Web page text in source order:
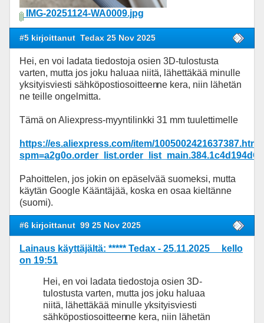
IMG-20251124-WA0009.jpg
#5 kirjoittanut Tedax 25 Nov 2025
Hei, en voi ladata tiedostoja osien 3D-tulostusta
varten, mutta jos joku haluaa niitä, lähettäkää minulle
yksityisviesti sähköpostiosoitteenne kera, niin lähetän
ne teille ongelmitta.
Tämä on Aliexpress-myyntilinkki 31 mm tuulettimelle
https://es.aliexpress.com/item/
Pahoittelen, jos jokin on epäselvää suomeksi, mutta
käytän Google Kääntäjää, koska en osaa kieltänne
(suomi).
#6 kirjoittanut 99 25 Nov 2025
Lainaus käyttäjältä: ***** Tedax - 25.11.2025 kello
on 19:51
Hei, en voi ladata tiedostoja osien 3D-
tulostusta varten, mutta jos joku haluaa
niitä, lähettäkää minulle yksityisviesti
sähköpostiosoitteenne kera, niin lähetän